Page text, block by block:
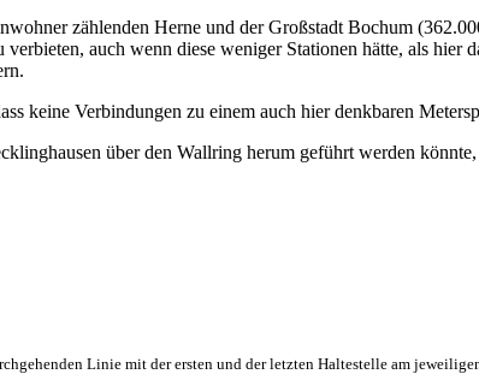
zählenden Herne und der Großstadt Bochum
auch wenn diese weniger Stationen hätte, als hier
keine Verbindungen zu einem auch hier denkbaren
über den Wallring herum geführt werden
Linie mit der ersten und der letzten Haltestelle am